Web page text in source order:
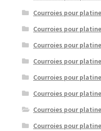
Courroies pour
Courroies pour
Courroies pour
Courroies pour
Courroies pour platine
Courroies pour
Courroies pour
Courroies pour